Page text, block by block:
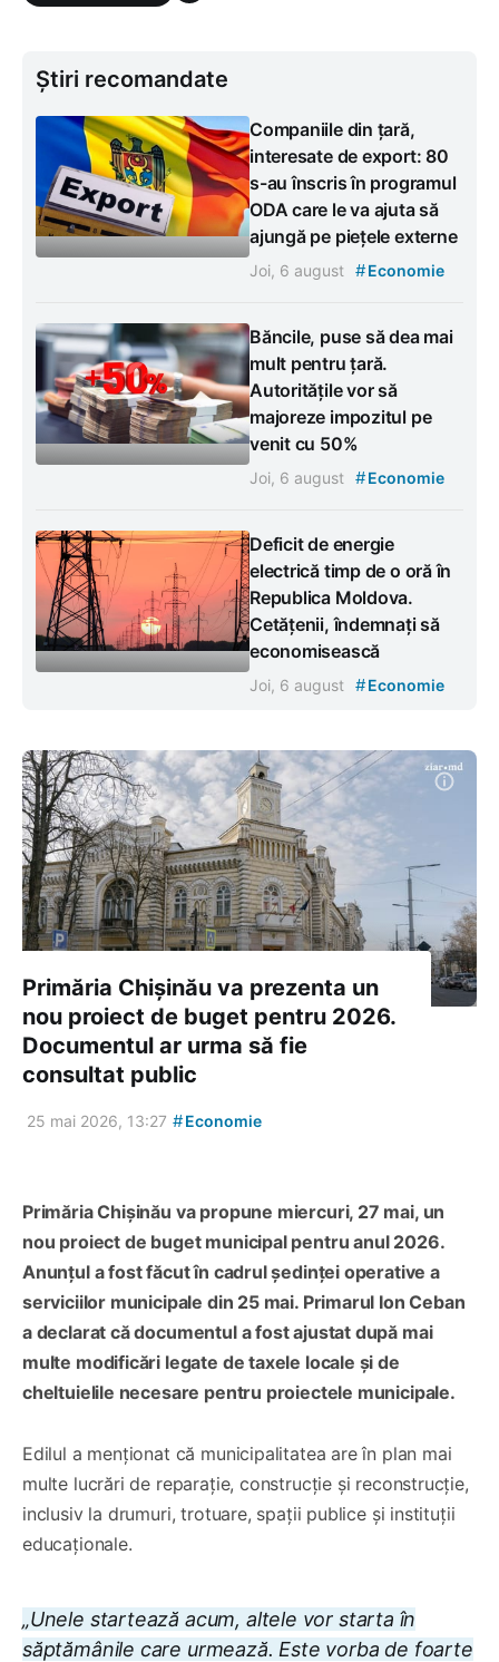
Știri recomandate
Companiile din țară,
interesate de export: 80
s-au înscris în programul
ODA care le va ajuta să
ajungă pe piețele externe
Joi, 6 august #Economie
Băncile, puse să dea mai
mult pentru țară.
Autoritățile vor să
majoreze impozitul pe
venit cu 50%
Joi, 6 august #Economie
Deficit de energie
electrică timp de o oră în
Republica Moldova.
Cetățenii, îndemnați să
economisească
Joi, 6 august #Economie
Primăria Chișinău va prezenta un
nou proiect de buget pentru 2026.
Documentul ar urma să fie
consultat public
25 mai 2026, 13:27 #Economie
Primăria Chișinău va propune miercuri, 27 mai, un
nou proiect de buget municipal pentru anul 2026.
Anunțul a fost făcut în cadrul ședinței operative a
serviciilor municipale din 25 mai. Primarul Ion Ceban
a declarat că documentul a fost ajustat după mai
multe modificări legate de taxele locale și de
cheltuielile necesare pentru proiectele municipale.
Edilul a menționat că municipalitatea are în plan mai
multe lucrări de reparație, construcție și reconstrucție,
inclusiv la drumuri, trotuare, spații publice și instituții
educaționale.
„Unele startează acum, altele vor starta în
săptămânile care urmează. Este vorba de foarte